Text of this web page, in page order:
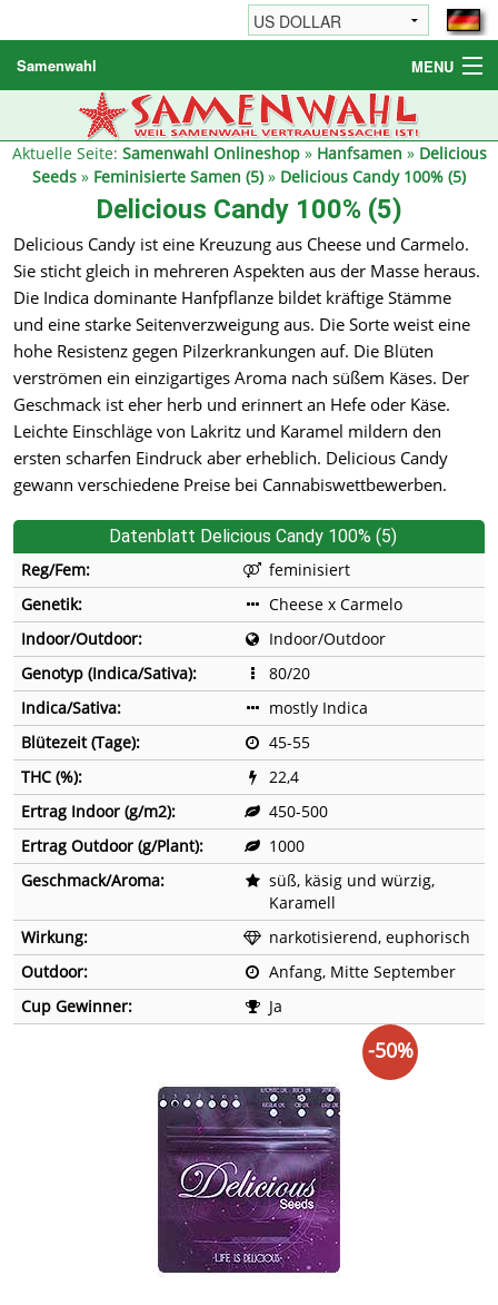
Samenwahl MENU
Hanfsamen
Weitere Produkte
Reseller
Aktuelle Seite: Samenwahl Onlineshop» Hanfsamen » Delicious
Seeds » Feminisierte Samen (5)» Delicious Candy 100% (5)
Delicious Candy 100% (5)
Delicious Candy ist eine Kreuzung aus Cheese und Carmelo.
Sie sticht gleich in mehreren Aspekten aus der Masse heraus.
Die Indica dominante Hanfpflanze bildet kräftige Stämme
und eine starke Seitenverzweigung aus. Die Sorte weist eine
hohe Resistenz gegen Pilzerkrankungen auf. Die Blüten
verströmen ein einzigartiges Aroma nach süßem Käses. Der
Geschmack ist eher herb und erinnert an Hefe oder Käse.
Leichte Einschläge von Lakritz und Karamel mildern den
ersten scharfen Eindruck aber erheblich. Delicious Candy
gewann verschiedene Preise bei Cannabiswettbewerben.
Datenblatt Delicious Candy 100% (5)
Reg/Fem:
feminisiert
Genetik:
Cheese x Carmelo
Indoor/Outdoor:
Indoor/Outdoor
Genotyp (Indica/Sativa):
80/20
Indica/Sativa:
mostly Indica
Blütezeit (Tage):
45-55
THC (%):
22,4
Ertrag Indoor (g/m2):
450-500
Ertrag Outdoor (g/Plant):
1000
Geschmack/Aroma:
süß, käsig und würzig,
Karamell
Wirkung:
narkotisierend, euphorisch
Outdoor:
Anfang, Mitte September
Cup Gewinner:
Ja
-50%